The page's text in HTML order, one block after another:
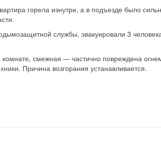
горела изнутри, а в подъезде было
службы, эвакуировали 3
смежная — частично повреждена
Причина возгорания устанавливается.